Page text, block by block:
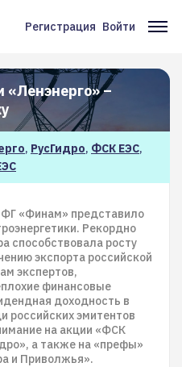
Меню
учётной
записи
пользователя
Регистрация Войти
–
, РусГидро, ФСК ЕЭС,
«Финам» представило
Рекордно
способствовала росту
экспорта российской
экспертов,
финансовые
доходность в
российских эмитентов
на акции «ФСК
а также на «префы»
и Приволжья».